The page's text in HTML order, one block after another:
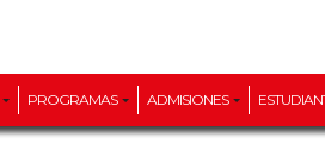
PROGRAMAS ADMISIONES